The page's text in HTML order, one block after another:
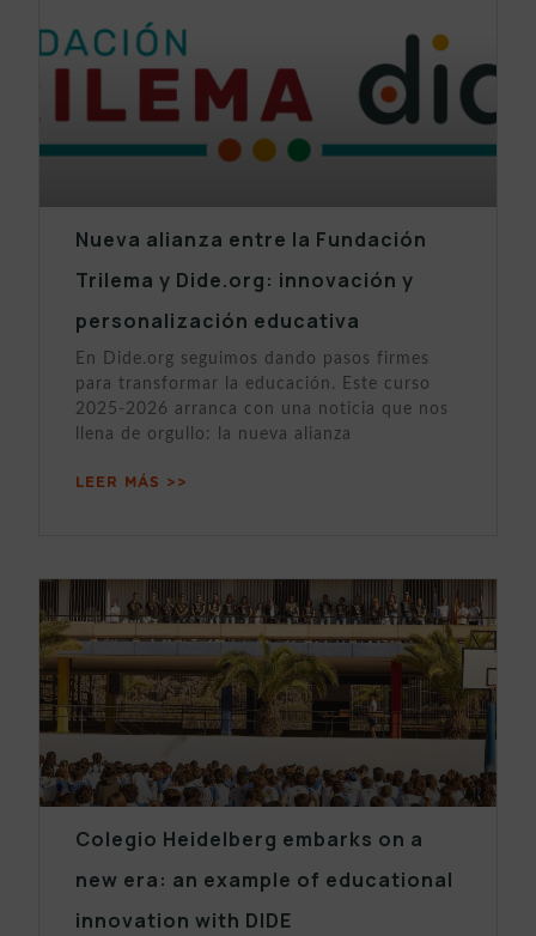
Nueva alianza entre la Fundación
Trilema y Dide.org: innovación y
personalización educativa
En Dide.org seguimos dando pasos firmes
para transformar la educación. Este curso
2025-2026 arranca con una noticia que nos
llena de orgullo: la nueva alianza
LEER MÁS >>
Colegio Heidelberg embarks on a
new era: an example of educational
innovation with DIDE